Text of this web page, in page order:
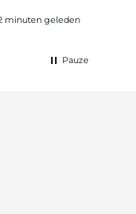
minuten geleden
Pauze